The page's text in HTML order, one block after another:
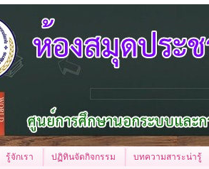
รู้จักเรา ปฏิทินจัดกิจกรรม บทความสาระน่ารู้